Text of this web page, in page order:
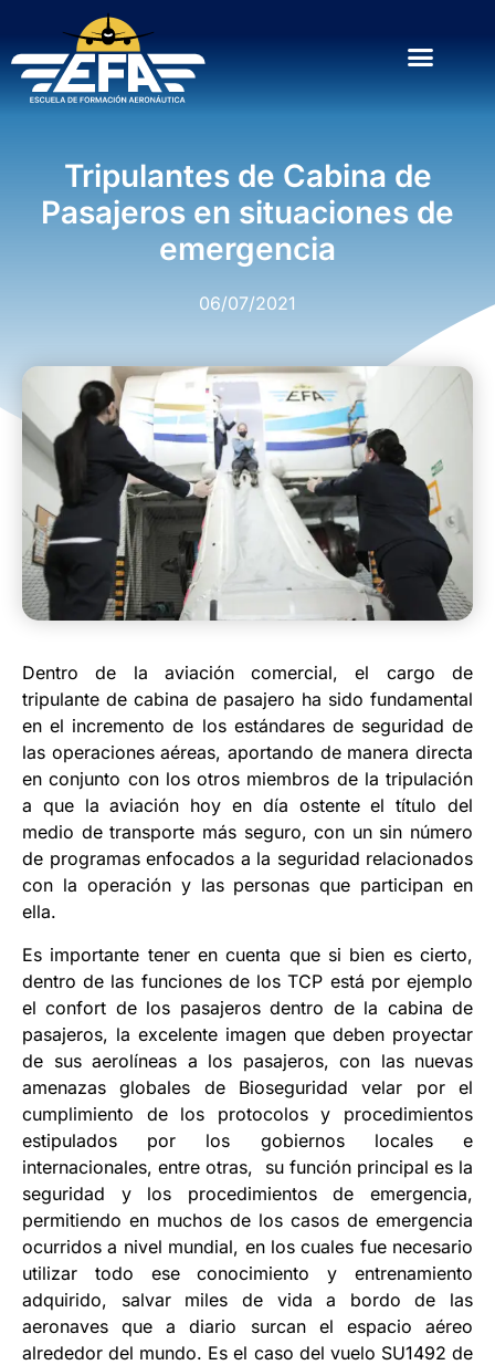
Tripulantes de Cabina de
Pasajeros en situaciones de
emergencia
06/07/2021
Dentro de la aviación comercial, el cargo de
tripulante de cabina de pasajero ha sido fundamental
en el incremento de los estándares de seguridad de
las operaciones aéreas, aportando de manera directa
en conjunto con los otros miembros de la tripulación
a que la aviación hoy en día ostente el título del
medio de transporte más seguro, con un sin número
de programas enfocados a la seguridad relacionados
con la operación y las personas que participan en
ella.
Es importante tener en cuenta que si bien es cierto,
dentro de las funciones de los TCP está por ejemplo
el confort de los pasajeros dentro de la cabina de
pasajeros, la excelente imagen que deben proyectar
de sus aerolíneas a los pasajeros, con las nuevas
amenazas globales de Bioseguridad velar por el
cumplimiento de los protocolos y procedimientos
estipulados por los gobiernos locales e
internacionales, entre otras, su función principal es la
seguridad y los procedimientos de emergencia,
permitiendo en muchos de los casos de emergencia
ocurridos a nivel mundial, en los cuales fue necesario
utilizar todo ese conocimiento y entrenamiento
adquirido, salvar miles de vida a bordo de las
aeronaves que a diario surcan el espacio aéreo
alrededor del mundo. Es el caso del vuelo SU1492 de